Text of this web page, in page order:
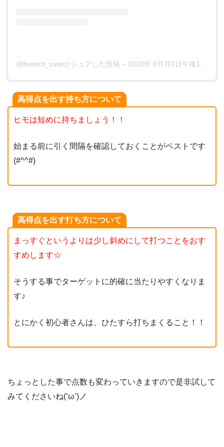
@firebird_suiteがシェアした投稿 – 2020年 8月月2日午後11時15分PDT
高得点を出す持ち方について
ヒモは短めに持ちましょう！！
始まる前に引く間隔を確認しておくことがベストです
(#^^#)
高得点を出す打ち方について
まっすぐというよりは少し斜めにして打つことをおす
すめします☆
そうする事でターゲットに的確に当たりやすくなりま
す♪
とにかく初心者さんは、ひたすら打ちまくること！！
ちょっとした事で点数も変わっていきますので是非試して
みてくださいね(‘ω’)ノ